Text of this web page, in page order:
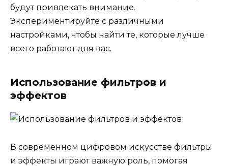
будут привлекать внимание.
Экспериментируйте с различными
настройками, чтобы найти те, которые лучше
всего работают для вас.
Использование фильтров и
эффектов
В современном цифровом искусстве фильтры
и эффекты играют важную роль, помогая